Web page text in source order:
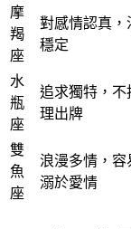
摩
羯
座
對感情認真，
穩定
水
瓶
座
追求獨特，不
理出牌
雙
魚
座
浪漫多情，容
溺於愛情